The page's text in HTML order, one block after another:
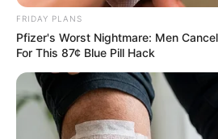
FRIDAY PLANS
Pfizer's Worst Nightmare: Men
For This 87¢ Blue Pill Hack